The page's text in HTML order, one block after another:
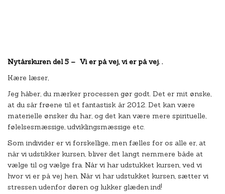
Nytårskuren del 5 – Vi er på vej, vi er på vej. .
Kære læser,
Jeg håber, du mærker processen gør godt. Det er mit ønske,
at du sår frøene til et fantastisk år 2012. Det kan være
materielle ønsker du har, og det kan være mere spirituelle,
følelsesmæssige, udviklingsmæssige etc.
Som individer er vi forskellige, men fælles for os alle er, at
når vi udstikker kursen, bliver det langt nemmere både at
vælge til og vælge fra. Når vi har udstukket kursen, ved vi
hvor vi er på vej hen. Når vi har udstukket kursen, sætter vi
stressen udenfor døren og lukker glæden ind!